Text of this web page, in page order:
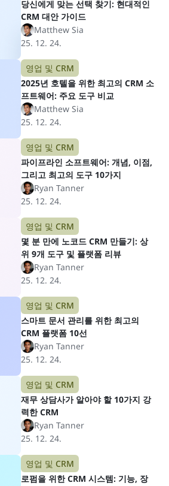
당신에게 맞는 선택 찾기: 현대적인
CRM 대안 가이드
Matthew Sia
25. 12. 24.
영업 및 CRM
2025년 호텔을 위한 최고의 CRM 소
프트웨어: 주요 도구 비교
Matthew Sia
25. 12. 24.
영업 및 CRM
파이프라인 소프트웨어: 개념, 이점,
그리고 최고의 도구 10가지
Ryan Tanner
25. 12. 24.
영업 및 CRM
몇 분 만에 노코드 CRM 만들기: 상
위 9개 도구 및 플랫폼 리뷰
Ryan Tanner
25. 12. 24.
영업 및 CRM
스마트 문서 관리를 위한 최고의
CRM 플랫폼 10선
Ryan Tanner
25. 12. 24.
영업 및 CRM
재무 상담사가 알아야 할 10가지 강
력한 CRM
Ryan Tanner
25. 12. 24.
영업 및 CRM
로펌을 위한 CRM 시스템: 기능, 장